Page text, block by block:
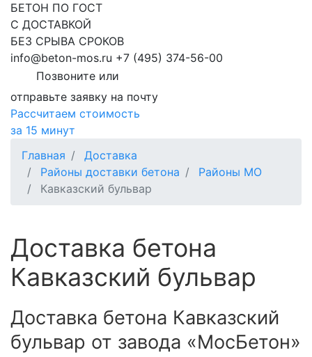
БЕТОН ПО ГОСТ
С ДОСТАВКОЙ
БЕЗ СРЫВА СРОКОВ
info@beton-mos.ru +7 (495) 374-56-00
Позвоните или
отправьте заявку на почту
Рассчитаем стоимость
за 15 минут
Главная
Доставка
Районы доставки бетона
Районы МО
Кавказский бульвар
Доставка бетона
Кавказский бульвар
Доставка бетона Кавказский
бульвар от завода «МосБетон»